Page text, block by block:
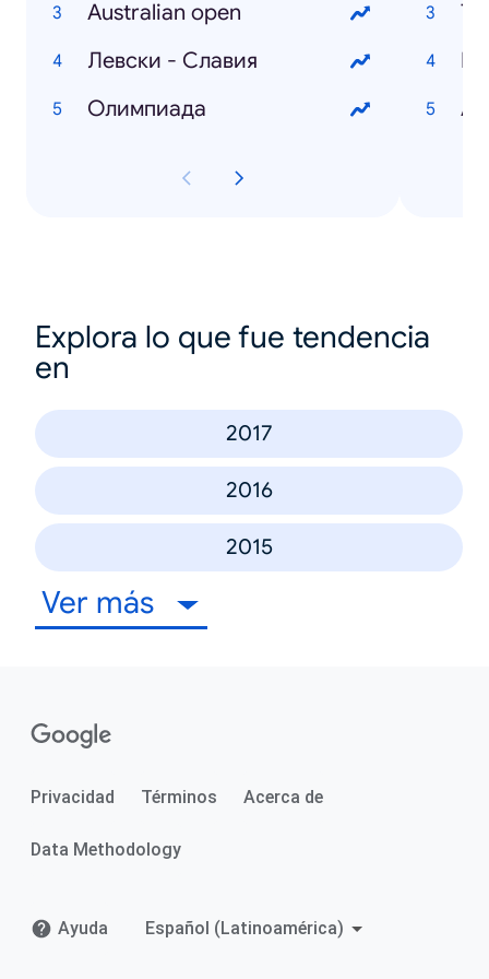
Australian open
Левски - Славия
Олимпиада
Explora lo que fue tendencia
en
2017
2016
2015
Ver más
Privacidad Términos Acerca de
Data Methodology
Ayuda